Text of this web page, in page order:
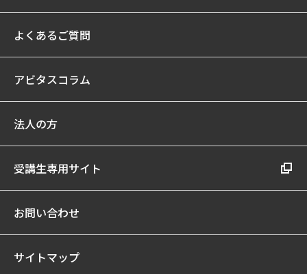
よくあるご質問
アビタスコラム
法人の方
受講生専用サイト
お問い合わせ
サイトマップ